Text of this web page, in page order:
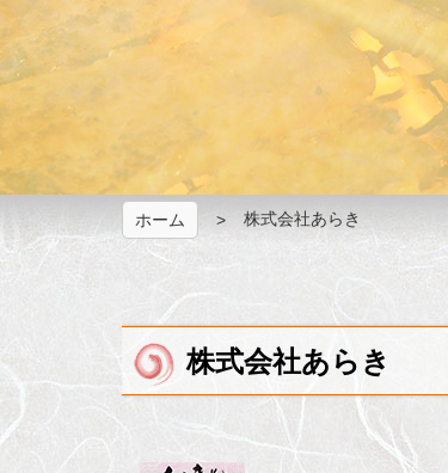
ホーム 株式会社あらき
株式会社あらき